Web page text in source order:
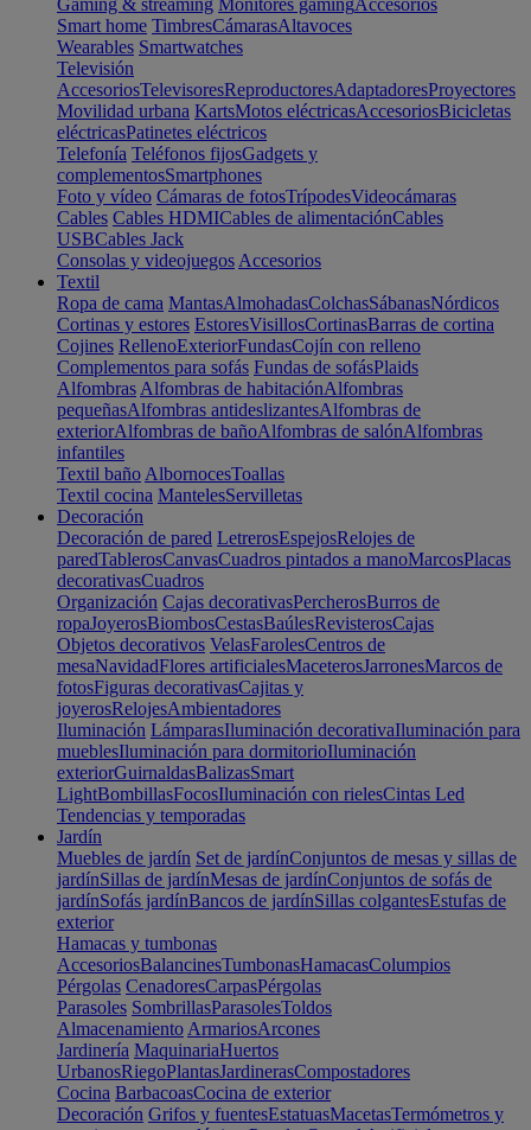
Gaming & streaming Monitores gamingAccesorios
Smart home TimbresCámarasAltavoces
Wearables Smartwatches
Televisión
AccesoriosTelevisoresReproductoresAdaptadoresProyectores
Movilidad urbana KartsMotos eléctricasAccesoriosBicicletas
eléctricasPatinetes eléctricos
Telefonía Teléfonos fijosGadgets y
complementosSmartphones
Foto y vídeo Cámaras de fotosTrípodesVideocámaras
Cables Cables HDMICables de alimentaciónCables
USBCables Jack
Consolas y videojuegos Accesorios
Textil
Ropa de cama MantasAlmohadasColchasSábanasNórdicos
Cortinas y estores EstoresVisillosCortinasBarras de cortina
Cojines RellenoExteriorFundasCojín con relleno
Complementos para sofás Fundas de sofásPlaids
Alfombras Alfombras de habitaciónAlfombras
pequeñasAlfombras antideslizantesAlfombras de
exteriorAlfombras de bañoAlfombras de salónAlfombras
infantiles
Textil baño AlbornocesToallas
Textil cocina MantelesServilletas
Decoración
Decoración de pared LetrerosEspejosRelojes de
paredTablerosCanvasCuadros pintados a manoMarcosPlacas
decorativasCuadros
Organización Cajas decorativasPercherosBurros de
ropaJoyerosBiombosCestasBaúlesRevisterosCajas
Objetos decorativos VelasFarolesCentros de
mesaNavidadFlores artificialesMaceterosJarronesMarcos de
fotosFiguras decorativasCajitas y
joyerosRelojesAmbientadores
Iluminación LámparasIluminación decorativaIluminación para
mueblesIluminación para dormitorioIluminación
exteriorGuirnaldasBalizasSmart
LightBombillasFocosIluminación con rielesCintas Led
Tendencias y temporadas
Jardín
Muebles de jardín Set de jardínConjuntos de mesas y sillas de
jardínSillas de jardínMesas de jardínConjuntos de sofás de
jardínSofás jardínBancos de jardínSillas colgantesEstufas de
exterior
Hamacas y tumbonas
AccesoriosBalancinesTumbonasHamacasColumpios
Pérgolas CenadoresCarpasPérgolas
Parasoles SombrillasParasolesToldos
Almacenamiento ArmariosArcones
Jardinería MaquinariaHuertos
UrbanosRiegoPlantasJardinerasCompostadores
Cocina BarbacoasCocina de exterior
Decoración Grifos y fuentesEstatuasMacetasTermómetros y